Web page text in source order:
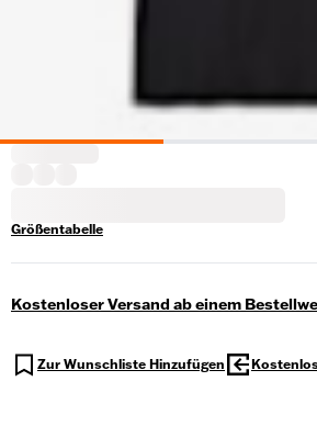
Größentabelle
Kostenloser Versand ab einem
Zur Wunschliste Hinzufügen